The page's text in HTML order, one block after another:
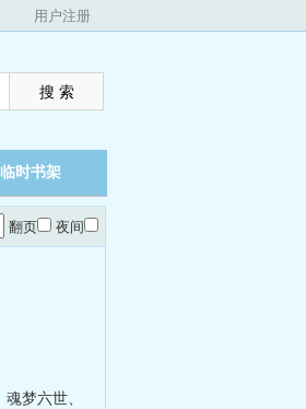
用户注册
临时书架
翻页 夜间
魂梦六世、